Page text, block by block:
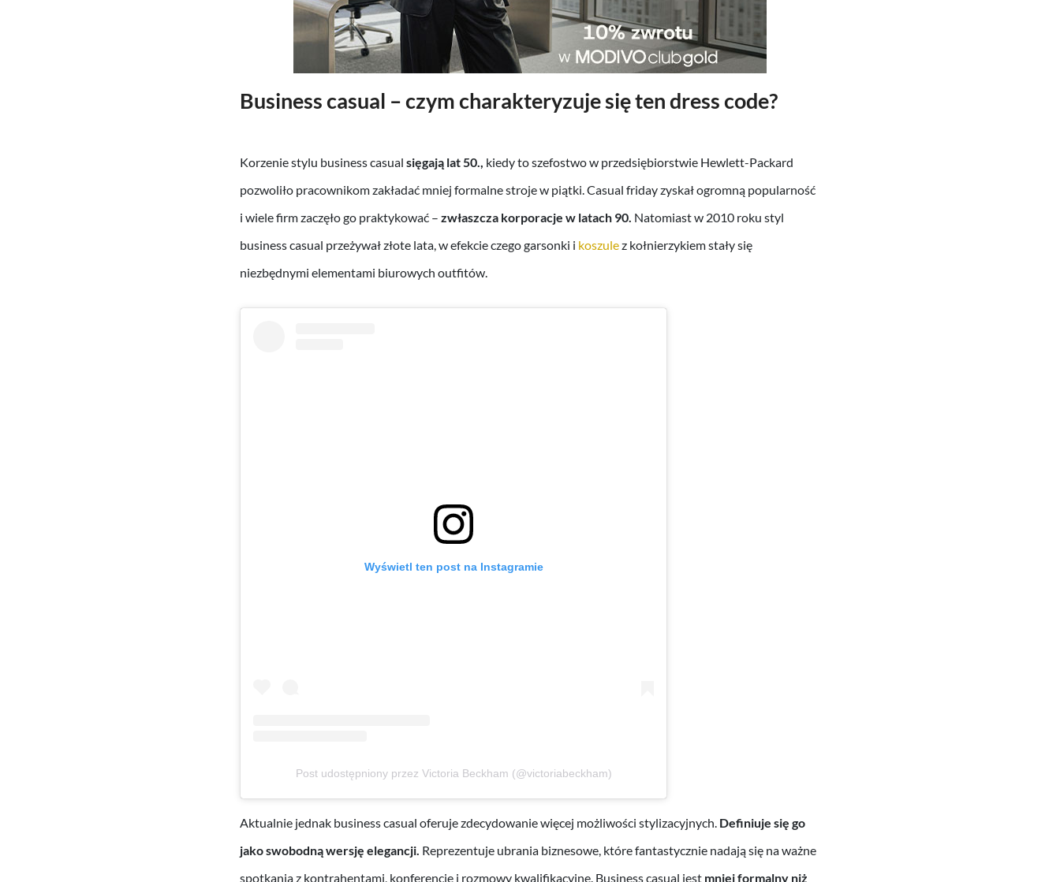
Business casual – czym charakteryzuje się ten dress code?
Korzenie stylu business casual sięgają lat 50., kiedy to szefostwo w przedsiębiorstwie Hewlett-Packard
pozwoliło pracownikom zakładać mniej formalne stroje w piątki. Casual friday zyskał ogromną popularność
i wiele firm zaczęło go praktykować – zwłaszcza korporacje w latach 90. Natomiast w 2010 roku styl
business casual przeżywał złote lata, w efekcie czego garsonki i koszulez kołnierzykiem stały się
niezbędnymi elementami biurowych outfitów.
Wyświetl ten post na Instagramie
Post udostępniony przez Victoria Beckham (@victoriabeckham)
Aktualnie jednak business casual oferuje zdecydowanie więcej możliwości stylizacyjnych. Definiuje się go
jako swobodną wersję elegancji. Reprezentuje ubrania biznesowe, które fantastycznie nadają się na ważne
spotkania z kontrahentami, konferencje i rozmowy kwalifikacyjne. Business casual jest mniej formalny niż